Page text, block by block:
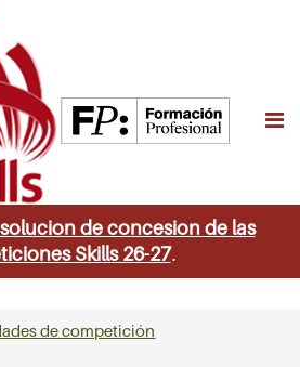
de concesion de las
Skills 26-27.
de competición